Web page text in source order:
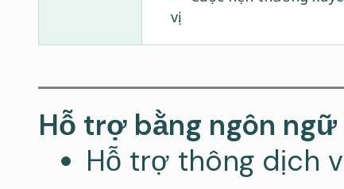
vị.
Hỗ trợ bằng ngôn
Hỗ trợ thông dịch